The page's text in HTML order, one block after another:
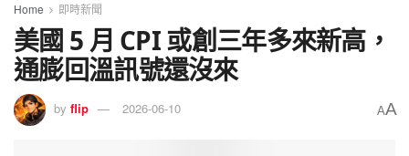
Home 即時新聞
美國 5 月 CPI 或創三年多來新高，
通膨回溫訊號還沒來
by flip 2026-06-10 AA